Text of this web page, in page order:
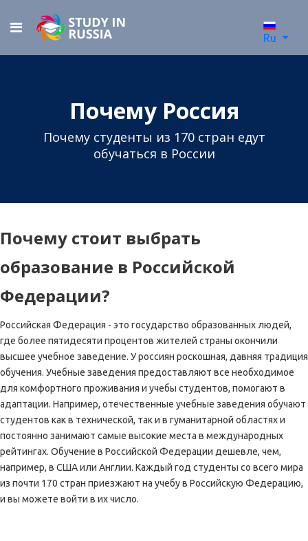
Ru
Почему Россия
Почему студенты из 170 стран едут
обучаться в России
Почему стоит выбрать
образование в Российской
Федерации?
Российская Федерация - это государство образованных людей,
где более пятидесяти процентов жителей страны окончили
высшее учебное заведение. У россиян роскошная, давняя традиция
обучения. Учебные заведения предоставляют все необходимое
для комфортного проживания и учебы студентов, помогают в
адаптации. Например, отечественные учебные заведения обучают
студентов как в технической, так и в гуманитарной областях и
постоянно занимают самые высокие места в международных
рейтингах. Обучение в Российской Федерации дешевле, чем,
например, в США или Англии. Каждый год студенты со всего мира
из почти 170 стран приезжают на учебу в Российскую Федерацию,
и вы можете войти в их число.